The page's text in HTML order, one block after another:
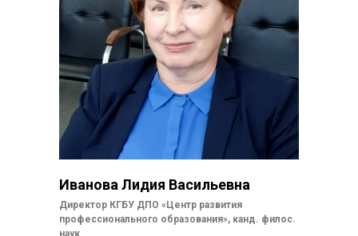
Иванова Лидия Васильевна
Директор КГБУ ДПО «Центр развития
профессионального образования», канд. филос.
наук